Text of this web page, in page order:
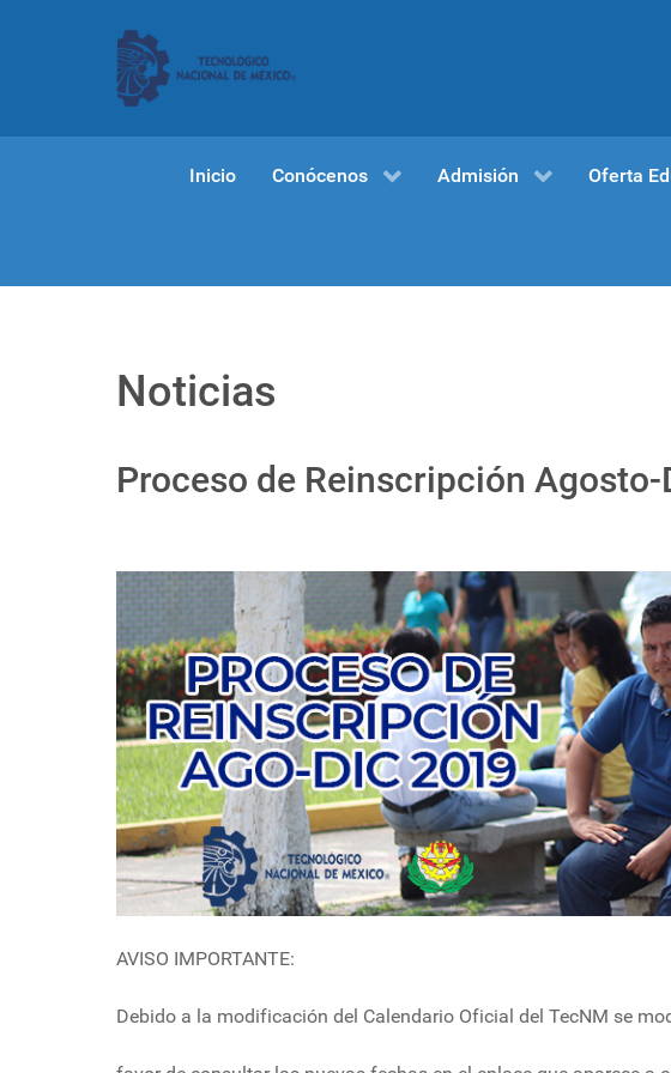
Inicio Conócenos Admisión Oferta
Noticias
Proceso de Reinscripción
AVISO IMPORTANTE:
Debido a la modificación del Calendario Oficial del TecNM se